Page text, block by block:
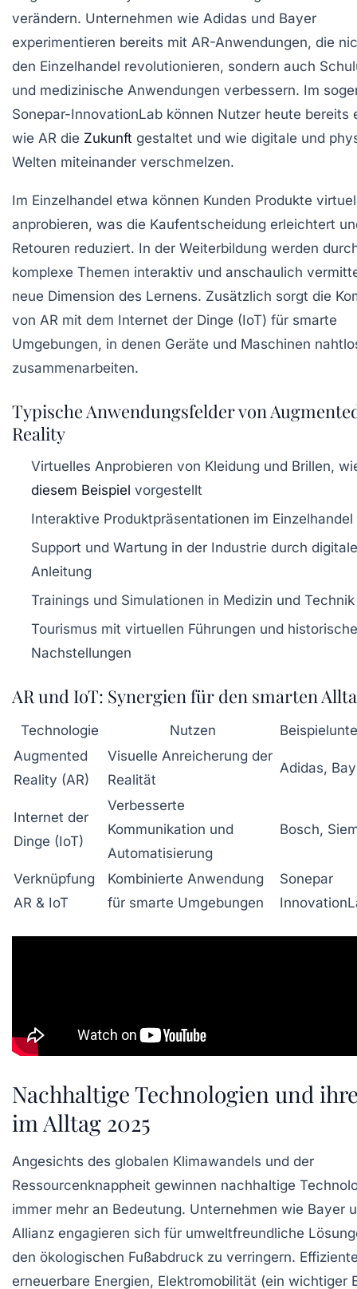
verändern. Unternehmen wie Adidas und Bayer
experimentieren bereits mit AR-Anwendungen, die
den Einzelhandel revolutionieren, sondern auch
und medizinische Anwendungen verbessern. Im
Sonepar-InnovationLab können Nutzer heute bereits
wie AR die Zukunft gestaltet und wie digitale und
Welten miteinander verschmelzen.
Im Einzelhandel etwa können Kunden Produkte
anprobieren, was die Kaufentscheidung erleichtert
Retouren reduziert. In der Weiterbildung werden
komplexe Themen interaktiv und anschaulich
neue Dimension des Lernens. Zusätzlich sorgt die
von AR mit dem Internet der Dinge (IoT) für smarte
Umgebungen, in denen Geräte und Maschinen
zusammenarbeiten.
Typische Anwendungsfelder von
Reality
Virtuelles Anprobieren von Kleidung und Brillen,
diesem Beispiel vorgestellt
Interaktive Produktpräsentationen im Einzelhandel
Support und Wartung in der Industrie durch digitale
Anleitung
Trainings und Simulationen in Medizin und Technik
Tourismus mit virtuellen Führungen und
Nachstellungen
AR und IoT: Synergien für den smarten
Technologie Nutzen
Augmented
Reality (AR)
Visuelle Anreicherung der
Realität
Adidas,
Internet der
Dinge (IoT)
Verbesserte
Kommunikation und
Automatisierung
Bosch,
Verknüpfung
AR & IoT
Kombinierte Anwendung
für smarte Umgebungen
Sonepar
Nachhaltige Technologien und
im Alltag 2025
Angesichts des globalen Klimawandels und der
Ressourcenknappheit gewinnen nachhaltige
immer mehr an Bedeutung. Unternehmen wie Bayer
Allianz engagieren sich für umweltfreundliche
den ökologischen Fußabdruck zu verringern.
erneuerbare Energien, Elektromobilität (ein wichtiger